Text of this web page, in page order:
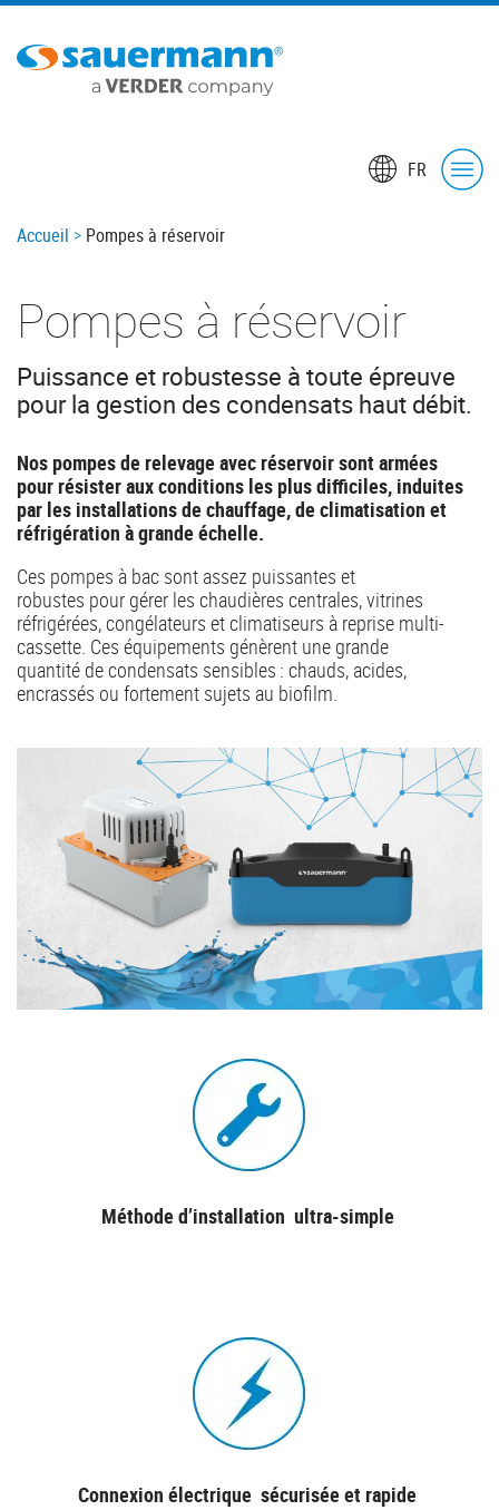
Skip
main
FR
Breadcrumb
Accueil Pompes à réservoir
Pompes à réservoir
Puissance et robustesse à toute épreuve
pour la gestion des condensats haut débit.
Nos pompes de relevage avec réservoir sont armées
pour résister aux conditions les plus difficiles, induites
par les installations de chauffage, de climatisation et
réfrigération à grande échelle.
Ces pompes à bac sont assez puissantes et
robustes pour gérer les chaudières centrales, vitrines
réfrigérées, congélateurs et climatiseurs à reprise multi-
cassette. Ces équipements génèrent une grande
quantité de condensats sensibles : chauds, acides,
encrassés ou fortement sujets au biofilm.
Méthode d’installation ultra-simple
Connexion électrique sécurisée et rapide